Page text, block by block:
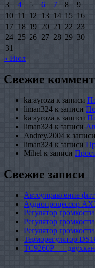
3
4 5 6 7 8
9
10
11 12 13 14 15 16
17 18 19 20 21 22 23
24 25 26 27 28 29 30
31
« Июл
Свежие
karayroza к записи
liman324 к записи
karayroza к записи
liman324 к записи
Andrey.2004 к записи
liman324 к записи
Mihel к записи
Свежие записи
Автоуправление
Аудиопроцессор
Регулятор
Регулятор
Регулятор
Терморегулятор
TC9260P —